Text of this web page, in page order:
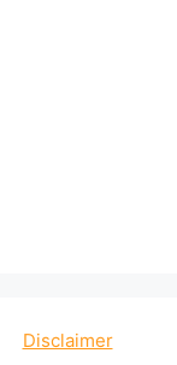
Disclaimer